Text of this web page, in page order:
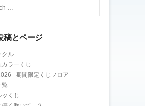
稿とページ
クル
ラーくじ
期間限定くじフロア –
覧
ッくじ